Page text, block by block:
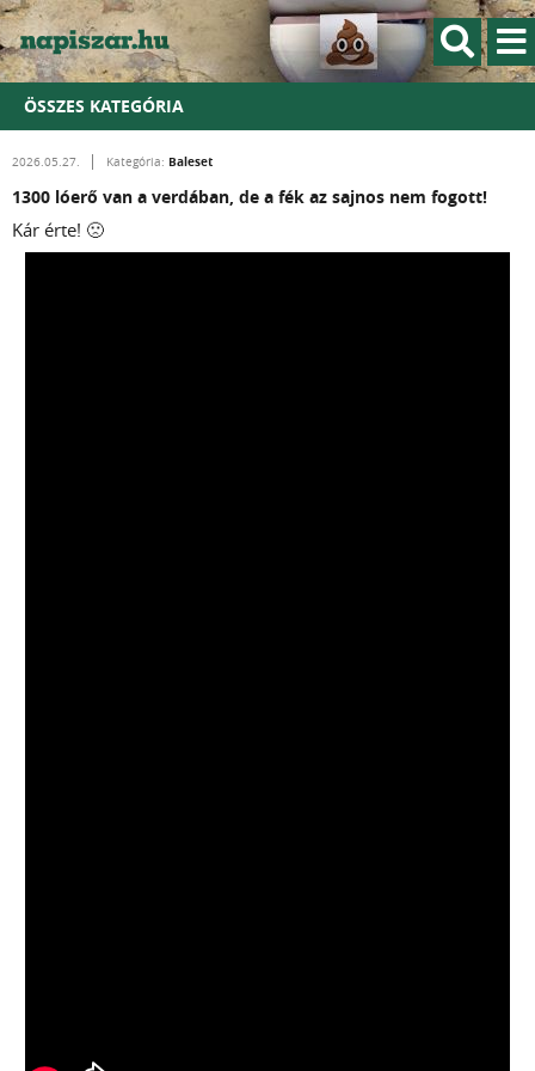
ÖSSZES KATEGÓRIA
2026.05.27. Kategória: Baleset
1300 lóerő van a verdában, de a fék az sajnos nem fogott!
Kár érte! 🙁